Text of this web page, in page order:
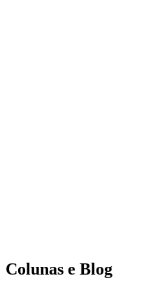
Colunas e Blog